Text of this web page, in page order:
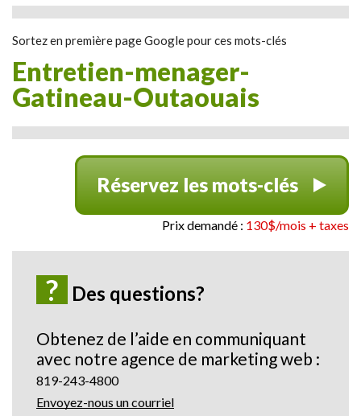
Sortez en première page Google pour ces mots-clés
entretien-menager-
Gatineau-Outaouais
Réservez les mots-clés
Prix demandé : 130$/mois + taxes
? Des questions?
Obtenez de l’aide en communiquant
avec notre agence de marketing web :
819-243-4800
Envoyez-nous un courriel